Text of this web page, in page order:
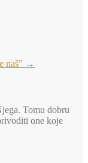
naš” →
Tomu dobru
one koje